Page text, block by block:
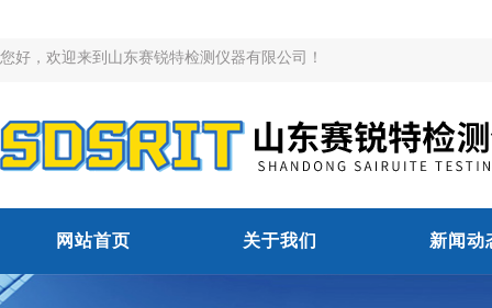
您好，欢迎来到山东赛锐特检测仪器有限公司！
网站首页 关于我们 新闻动